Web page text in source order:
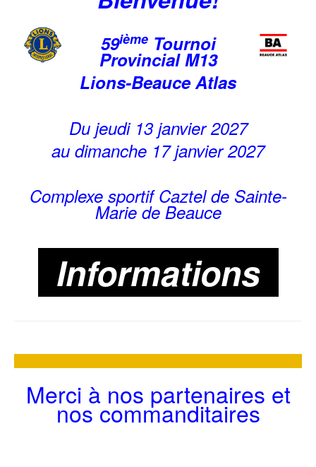
59ièmeTournoi
Provincial M13
Lions-Beauce Atlas
Du jeudi 13 janvier 2027
au dimanche 17 janvier 2027
Complexe sportif Caztel de Sainte-
Marie de Beauce
Informations
Merci à nos partenaires et
nos commanditaires